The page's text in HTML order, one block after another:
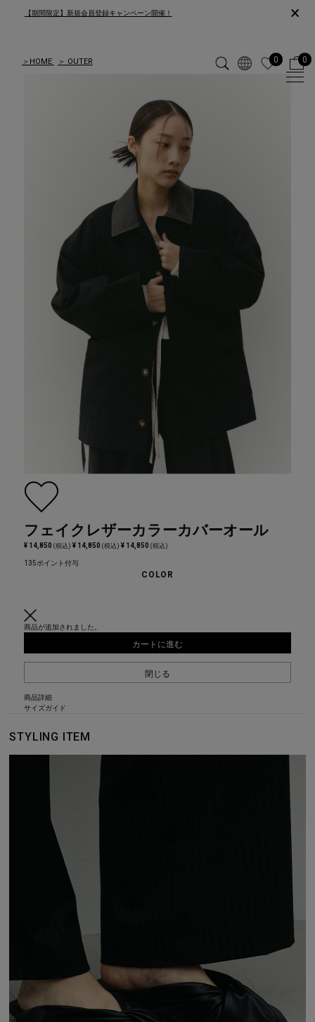
【期間限定】新規会員登録キャンペーン開催！ ×
＞ HOME ＞ OUTER 0 0
フェイクレザーカラーカバーオール
¥ 14,850(税込) ¥ 14,850(税込) ¥ 14,850(税込)
135ポイント付与
COLOR
商品が追加されました。
カートに進む
閉じる
商品詳細
サイズガイド
STYLING ITEM